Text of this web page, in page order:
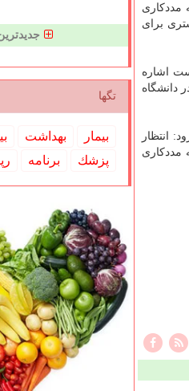
مددكاری
برای
اشاره
دانشگاه
انتظار
مددكاری
تگها
بیمار بهداشت
پزشك
برنامه